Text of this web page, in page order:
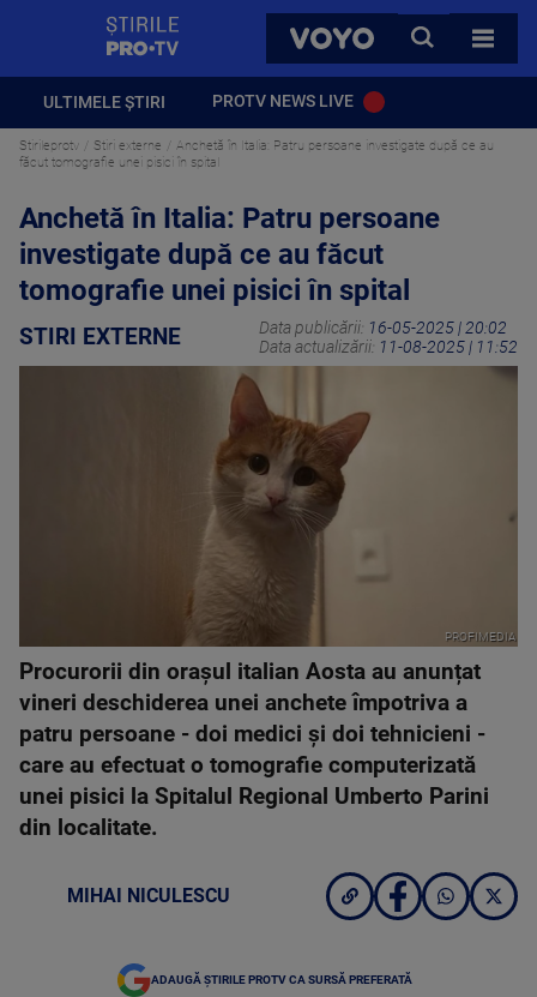
VOYO
CAUTA
TOATE
ULTIMELE ȘTIRI PROTV NEWS LIVE
Stirileprotv Stiri externe
Anchetă în Italia: Patru persoane investigate după ce au
făcut tomografie unei pisici în spital
Anchetă în Italia: Patru persoane
investigate după ce au făcut
tomografie unei pisici în spital
STIRI EXTERNE Data publicării: 16-05-2025 | 20:02
Data actualizării: 11-08-2025 | 11:52
PROFIMEDIA
Procurorii din orașul italian Aosta au anunțat
vineri deschiderea unei anchete împotriva a
patru persoane - doi medici și doi tehnicieni -
care au efectuat o tomografie computerizată
unei pisici la Spitalul Regional Umberto Parini
din localitate.
MIHAI NICULESCU
ADAUGĂ ȘTIRILE PROTV CA SURSĂ PREFERATĂ